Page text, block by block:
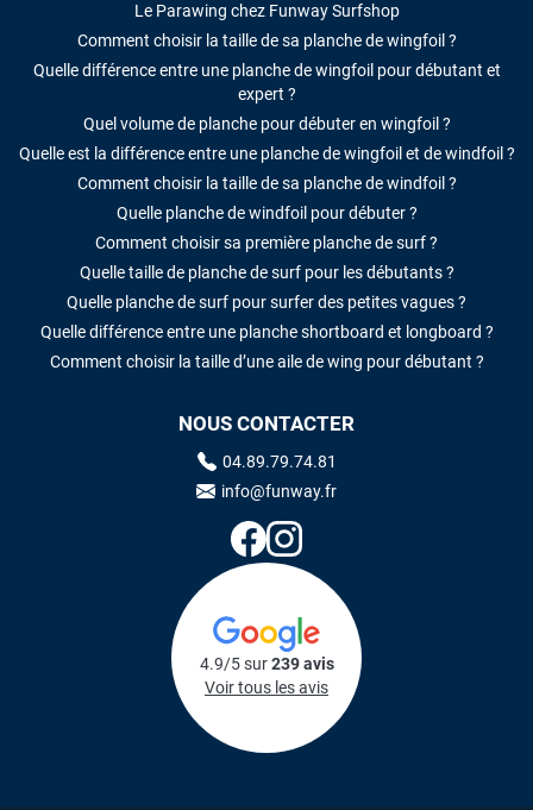
Le Parawing chez Funway Surfshop
Comment choisir la taille de sa planche de wingfoil ?
Quelle différence entre une planche de wingfoil pour débutant et
expert ?
Quel volume de planche pour débuter en wingfoil ?
Quelle est la différence entre une planche de wingfoil et de windfoil ?
Comment choisir la taille de sa planche de windfoil ?
Quelle planche de windfoil pour débuter ?
Comment choisir sa première planche de surf ?
Quelle taille de planche de surf pour les débutants ?
Quelle planche de surf pour surfer des petites vagues ?
Quelle différence entre une planche shortboard et longboard ?
Comment choisir la taille d’une aile de wing pour débutant ?
NOUS CONTACTER
04.89.79.74.81
info@funway.fr
4.9/5 sur239 avis
Voir tous les avis